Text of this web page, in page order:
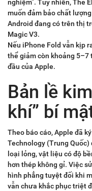
nghiệm”. Tuy nhiên, The
muốn đảm bảo chất
Android đang có trên thị
Magic V3.
Nếu iPhone Fold vẫn kịp
thể giảm còn khoảng 5–7
đầu của Apple.
Bản lề
khí” bí
Theo báo cáo, Apple đã
Technology (Trung
loại lỏng, vật liệu có độ
hơn thép không gỉ. Việc
hình phẳng tuyệt đối khi
vẫn chưa khắc phục triệt